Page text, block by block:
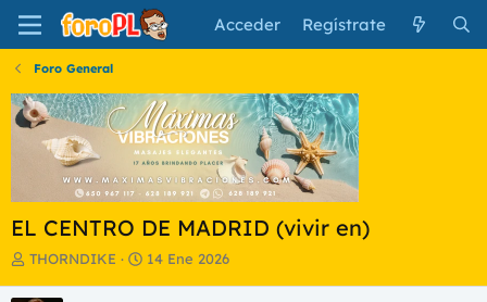
Acceder Regístrate
Foro General
EL CENTRO DE MADRID (vivir en)
I
i
THORNDIKE
F14 Ene 2026